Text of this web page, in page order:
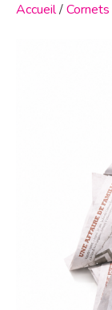
Accueil/Cornets